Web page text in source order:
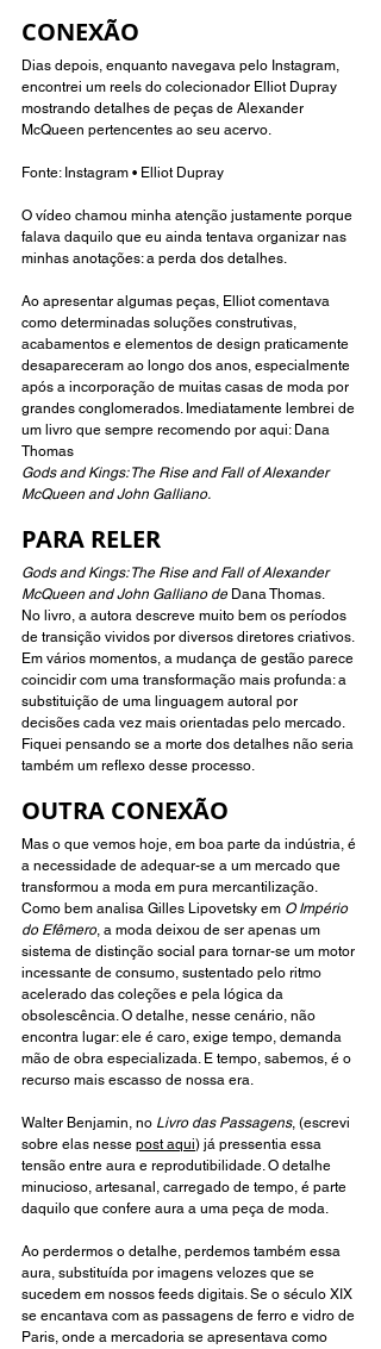
CONEXÃO
Dias depois, enquanto navegava pelo Instagram,
encontrei um reels do colecionador Elliot Dupray
mostrando detalhes de peças de Alexander
McQueen pertencentes ao seu acervo.
Fonte: Instagram • Elliot Dupray
O vídeo chamou minha atenção justamente porque
falava daquilo que eu ainda tentava organizar nas
minhas anotações: a perda dos detalhes.
Ao apresentar algumas peças, Elliot comentava
como determinadas soluções construtivas,
acabamentos e elementos de design praticamente
desapareceram ao longo dos anos, especialmente
após a incorporação de muitas casas de moda por
grandes conglomerados. Imediatamente lembrei de
um livro que sempre recomendo por aqui: Dana
Thomas
Gods and Kings: The Rise and Fall of Alexander
McQueen and John Galliano.
PARA RELER
Gods and Kings: The Rise and Fall of Alexander
McQueen and John Galliano de Dana Thomas.
No livro, a autora descreve muito bem os períodos
de transição vividos por diversos diretores criativos.
Em vários momentos, a mudança de gestão parece
coincidir com uma transformação mais profunda: a
substituição de uma linguagem autoral por
decisões cada vez mais orientadas pelo mercado.
Fiquei pensando se a morte dos detalhes não seria
também um reflexo desse processo.
OUTRA CONEXÃO
Mas o que vemos hoje, em boa parte da indústria, é
a necessidade de adequar-se a um mercado que
transformou a moda em pura mercantilização.
Como bem analisa Gilles Lipovetsky em O Império
do Efêmero, a moda deixou de ser apenas um
sistema de distinção social para tornar-se um motor
incessante de consumo, sustentado pelo ritmo
acelerado das coleções e pela lógica da
obsolescência. O detalhe, nesse cenário, não
encontra lugar: ele é caro, exige tempo, demanda
mão de obra especializada. E tempo, sabemos, é o
recurso mais escasso de nossa era.
Walter Benjamin, no Livro das Passagens, (escrevi
sobre elas nesse post aqui) já pressentia essa
tensão entre aura e reprodutibilidade. O detalhe
minucioso, artesanal, carregado de tempo, é parte
daquilo que confere aura a uma peça de moda.
Ao perdermos o detalhe, perdemos também essa
aura, substituída por imagens velozes que se
sucedem em nossos feeds digitais. Se o século XIX
se encantava com as passagens de ferro e vidro de
Paris, onde a mercadoria se apresentava como